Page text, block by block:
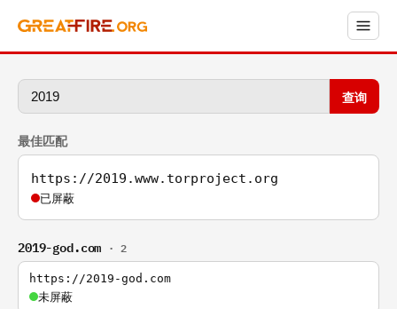
查询
最佳匹配
https://2019.www.torproject.org
已屏蔽
2019-god.com · 2
https://2019-god.com
未屏蔽